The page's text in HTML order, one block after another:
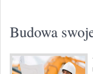
Budowa